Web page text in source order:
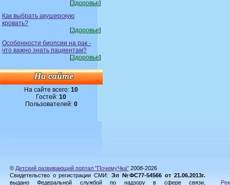
[Здоровье]
Как выбрать акушерскую
кровать?
[Здоровье]
Особенности биопсии на рак -
что важно знать пациентам?
[Здоровье]
На сайте всего:10
Гостей:10
Пользователей: 0
© Детский развивающий портал "ПочемуЧка" 2008-2026
Свидетельство о регистрации СМИ: Эл №ФС77-54566 от 21.06.2013г.
выдано Федеральной службой по надзору в сфере связи,